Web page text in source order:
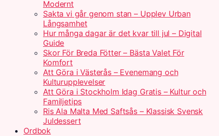
Modernt
Sakta vi går genom stan – Upplev Urban
Långsamhet
Hur många dagar är det kvar till jul – Digital
Guide
Skor För Breda Fötter – Bästa Valet För
Komfort
Att Göra i Västerås – Evenemang och
Kulturupplevelser
Att Göra i Stockholm Idag Gratis – Kultur och
Familjetips
Ris Ala Malta Med Saftsås – Klassisk Svensk
Juldessert
Ordbok